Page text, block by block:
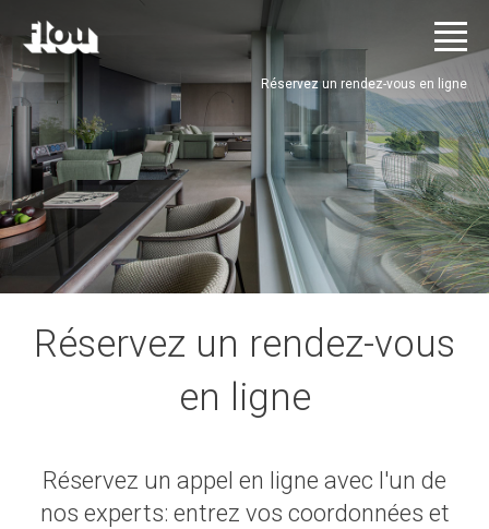
Réservez un rendez-vous en ligne
Réservez un rendez-vous
en ligne
Réservez un appel en ligne avec l'un de
nos experts: entrez vos coordonnées et